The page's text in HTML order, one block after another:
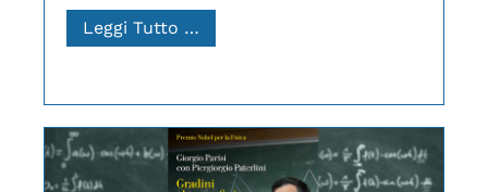
Leggi Tutto …